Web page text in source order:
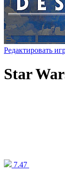
Редактировать
Star
7.47